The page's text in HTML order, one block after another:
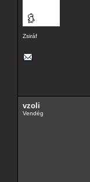
Zsiráf
vzoli
Vendég